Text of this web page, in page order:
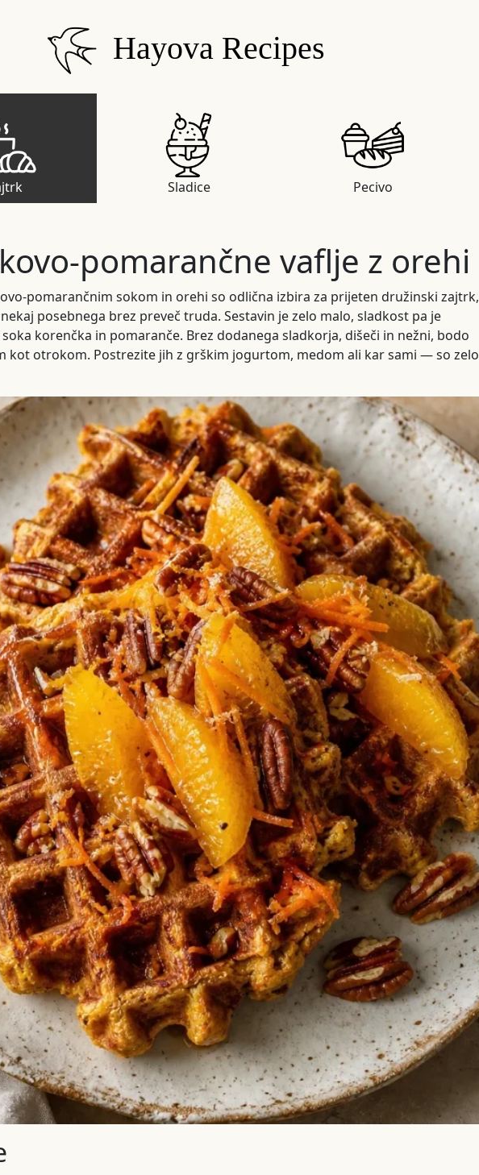
Hayova Recipes
Sladice Pecivo
pomarančne vaflje z orehi
pomarančnim sokom in orehi so odlična izbira za prijeten družinski zajtrk,
posebnega brez preveč truda. Sestavin je zelo malo, sladkost pa je
korenčka in pomaranče. Brez dodanega sladkorja, dišeči in nežni, bodo
kot otrokom. Postrezite jih z grškim jogurtom, medom ali kar sami — so zelo